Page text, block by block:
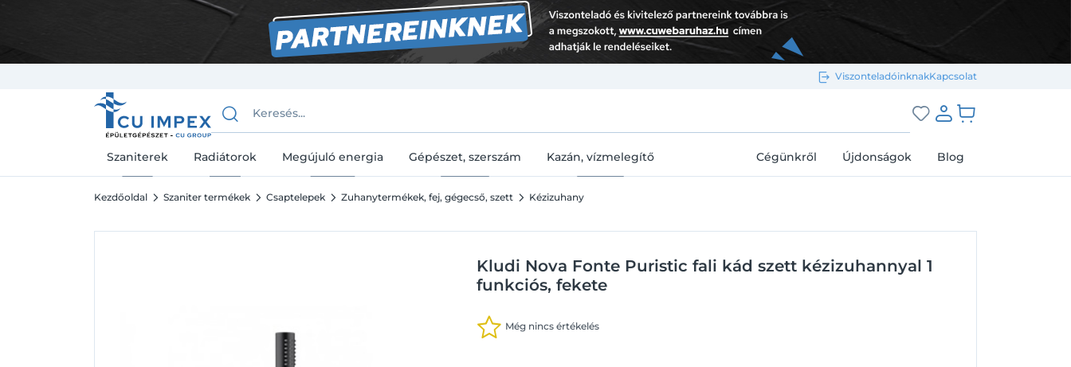
ViszonteladóinknakKapcsolat
Bejelentkezés e-mail-címmel
Szaniterek Radiátorok Megújuló energia Gépészet, szerszám Kazán, vízmelegítő Cégünkről Újdonságok Blog
Kezdőoldal Szaniter termékek Csaptelepek Zuhanytermékek, fej, gégecső, szett Kézizuhany
Kludi Nova Fonte Puristic fali kád szett kézizuhannyal 1
funkciós, fekete
Még nincs értékelés